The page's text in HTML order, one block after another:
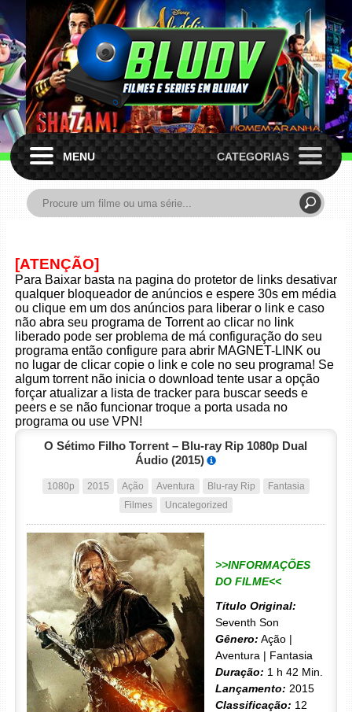
MENU CATEGORIAS
[ATENÇÃO]
Para Baixar basta na pagina do protetor de links desativar
qualquer bloqueador de anúncios e espere 30s em média
ou clique em um dos anúncios para liberar o link e caso
não abra seu programa de Torrent ao clicar no link
liberado pode ser problema de má configuração do seu
programa então configure para abrir MAGNET-LINK ou
no lugar de clicar copie o link e cole no seu programa! Se
algum torrent não inicia o download tente usar a opção
forçar atualizar a lista de tracker para buscar seeds e
peers e se não funcionar troque a porta usada no
programa ou use VPN!
O Sétimo Filho Torrent – Blu-ray Rip 1080p Dual
Áudio (2015)
1080p 2015 Ação Aventura Blu-ray Rip
Fantasia
Filmes
Uncategorized
>>INFORMAÇÕES
DO FILME<<
Título Original:
Seventh Son
Gênero: Ação |
Aventura | Fantasia
Duração: 1 h 42 Min.
Lançamento: 2015
Classificação: 12